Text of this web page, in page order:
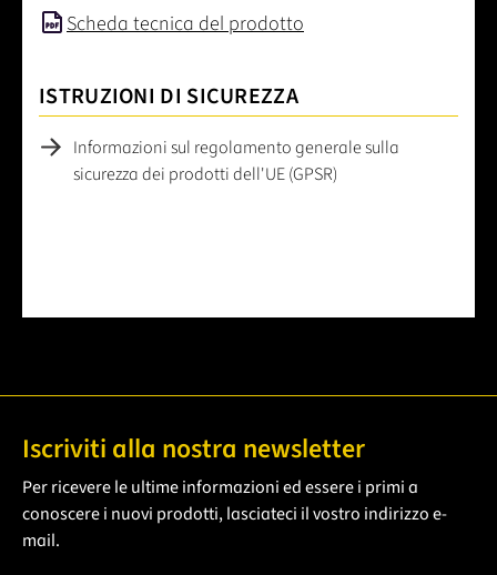
Scheda tecnica del prodotto
ISTRUZIONI DI SICUREZZA
Informazioni sul regolamento generale sulla
sicurezza dei prodotti dell'UE (GPSR)
Iscriviti alla nostra newsletter
Per ricevere le ultime informazioni ed essere i primi a
conoscere i nuovi prodotti, lasciateci il vostro indirizzo e-
mail.